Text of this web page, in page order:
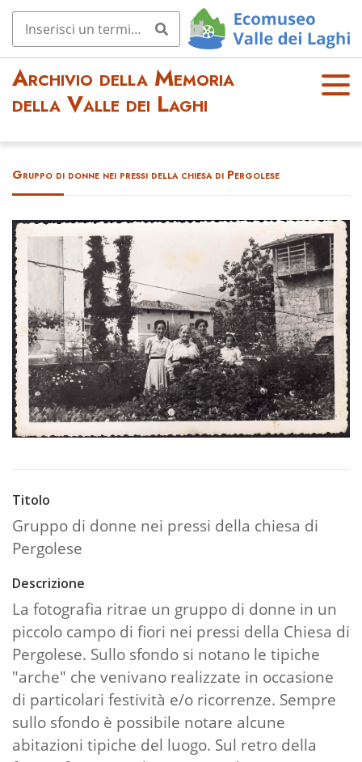
Archivio della Memoria
della Valle dei Laghi
OPE
Gruppo di donne nei pressi della chiesa di Pergolese
Titolo
Gruppo di donne nei pressi della chiesa di
Pergolese
Descrizione
La fotografia ritrae un gruppo di donne in un
piccolo campo di fiori nei pressi della Chiesa di
Pergolese. Sullo sfondo si notano le tipiche
"arche" che venivano realizzate in occasione
di particolari festività e/o ricorrenze. Sempre
sullo sfondo è possibile notare alcune
abitazioni tipiche del luogo. Sul retro della